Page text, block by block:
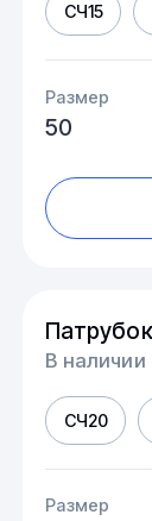
СЧ15
Размер
50
В наличии
СЧ20
Размер